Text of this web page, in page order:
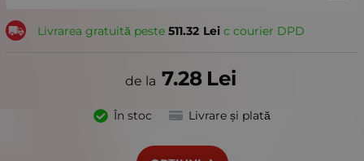
Livrarea gratuită peste 511.32 Leiс courier DPD
7.28 Lei
În stoc Livrare și plată